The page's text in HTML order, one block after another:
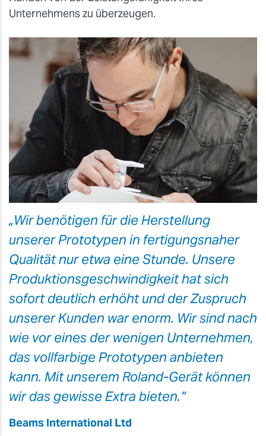
Unternehmens zu überzeugen.
„Wir benötigen für die Herstellung
unserer Prototypen in fertigungsnaher
Qualität nur etwa eine Stunde. Unsere
Produktionsgeschwindigkeit hat sich
sofort deutlich erhöht und der Zuspruch
unserer Kunden war enorm. Wir sind nach
wie vor eines der wenigen Unternehmen,
das vollfarbige Prototypen anbieten
kann. Mit unserem Roland-Gerät können
wir das gewisse Extra bieten.“
Beams International Ltd